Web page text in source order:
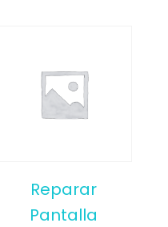
Reparar
Pantalla